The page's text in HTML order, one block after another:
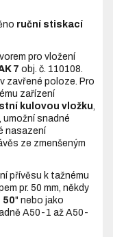
ruční stiskací
pro vložení
7 obj. č. 110108.
zavřené poloze. Pro
zařízení
kulovou vložku,
umožní snadné
nasazení
ze zmenšeným
přívěsu k tažnému
pr. 50 mm, někdy
50" nebo jako
A50-1 až A50-